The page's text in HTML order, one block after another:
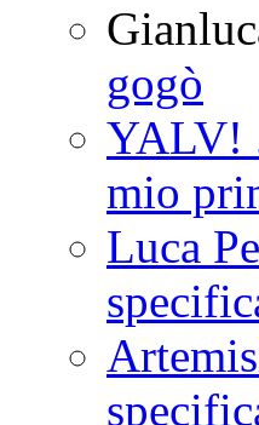
gogò
YALV!
mio
Luca